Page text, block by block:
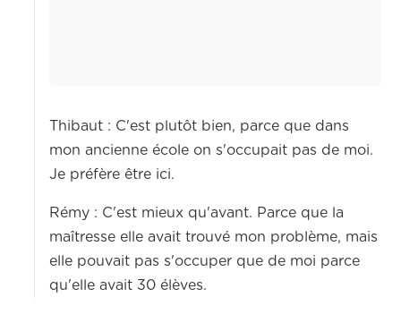
Thibaut : C'est plutôt bien, parce que dans
mon ancienne école on s'occupait pas de moi.
Je préfère être ici.
Rémy : C'est mieux qu'avant. Parce que la
maîtresse elle avait trouvé mon problème, mais
elle pouvait pas s'occuper que de moi parce
qu'elle avait 30 élèves.